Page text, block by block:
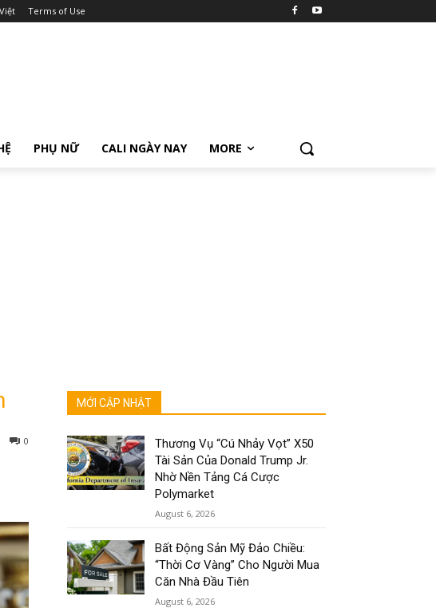
Terms of Use
PHỤ NỮ CALI NGÀY NAY MORE
0
MỚI CẬP NHẬT
Thương Vụ “Cú Nhảy Vọt” X50
Tài Sản Của Donald Trump Jr.
Nhờ Nền Tảng Cá Cược
Polymarket
August 6, 2026
Bất Động Sản Mỹ Đảo Chiều:
“Thời Cơ Vàng” Cho Người Mua
Căn Nhà Đầu Tiên
August 6, 2026